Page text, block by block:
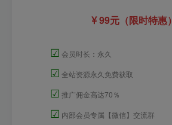
99元（限时特惠）
☑ 会员时长：永久
☑ 全站资源永久免费获取
☑ 推广佣金高达70％
☑ 内部会员专属【微信】交流群